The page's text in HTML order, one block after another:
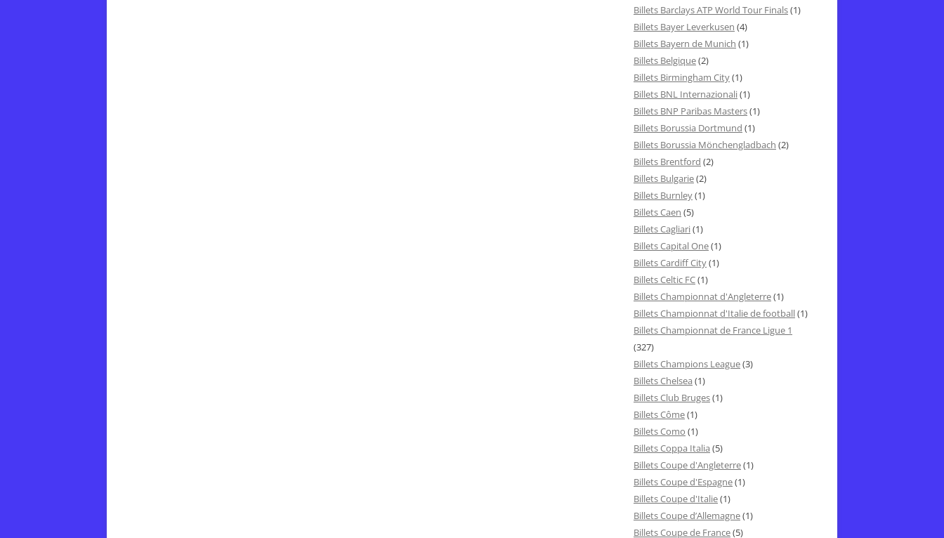
Billets Barclays ATP World Tour Finals(1)
Billets Bayer Leverkusen (4)
Billets Bayern de Munich (1)
Billets Belgique(2)
Billets Birmingham City(1)
Billets BNL Internazionali(1)
Billets BNP Paribas Masters(1)
Billets Borussia Dortmund (1)
Billets Borussia Mönchengladbach (2)
Billets Brentford (2)
Billets Bulgarie(2)
Billets Burnley(1)
Billets Caen (5)
Billets Cagliari(1)
Billets Capital One(1)
Billets Cardiff City(1)
Billets Celtic FC(1)
Billets Championnat d'Angleterre(1)
Billets Championnat d'Italie de football(1)
Billets Championnat de France Ligue 1
(327)
Billets Champions League(3)
Billets Chelsea (1)
Billets Club Bruges(1)
Billets Côme(1)
Billets Como (1)
Billets Coppa Italia (5)
Billets Coupe d'Angleterre(1)
Billets Coupe d'Espagne(1)
Billets Coupe d'Italie(1)
Billets Coupe d’Allemagne(1)
Billets Coupe de France(5)